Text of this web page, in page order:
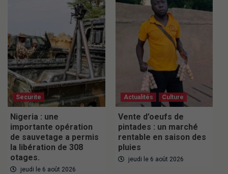
Securite
Nigeria : une
importante opération
de sauvetage a permis
la libération de 308
otages.
jeudi le 6 août 2026
Actualités Culture
Vente d’oeufs de
pintades : un marché
rentable en saison des
pluies
jeudi le 6 août 2026